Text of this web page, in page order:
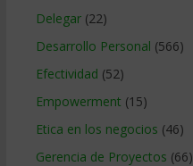
Delegar(22)
Desarrollo Personal (566)
Efectividad (52)
Empowerment (15)
Etica en los negocios (46)
Gerencia de Proyectos (66)